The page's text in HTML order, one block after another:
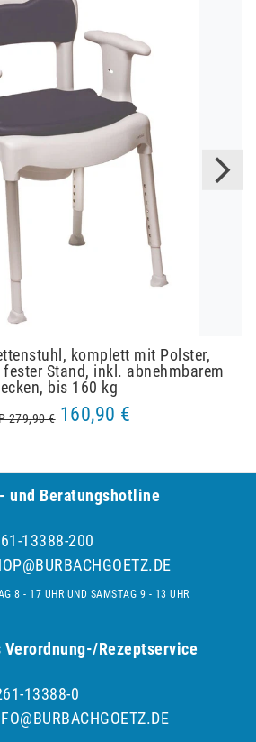
komplett mit Polster,
Stand, inkl. abnehmbarem
bis 160 kg
279,90 € 160,90 €
und Be­ra­tungs­hot­line
13388-200
8 - 17 UHR UND SAMSTAG 9 - 13 UHR
Verordnung-/Rezeptservice
13388-0